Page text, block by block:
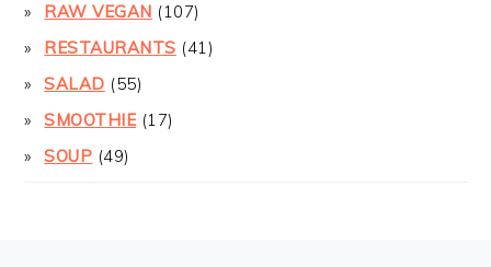
RAW VEGAN (107)
RESTAURANTS (41)
SALAD (55)
SMOOTHIE(17)
SOUP (49)